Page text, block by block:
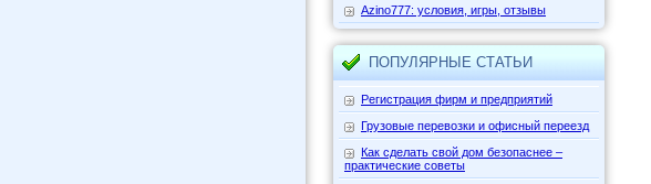
Azino777: условия, игры, отзывы
ПОПУЛЯРНЫЕ СТАТЬИ
Регистрация фирм и предприятий
Грузовые перевозки и офисный переезд
Как сделать свой дом безопаснее –
практические советы